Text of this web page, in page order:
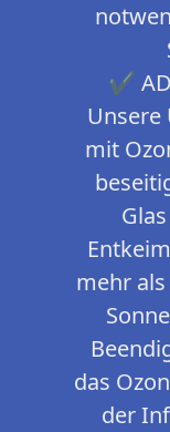
✔
Unsere
mit
mehr
das
der